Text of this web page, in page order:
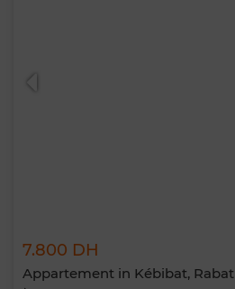
7.800 DH
Appartement in Kébibat, Rabat